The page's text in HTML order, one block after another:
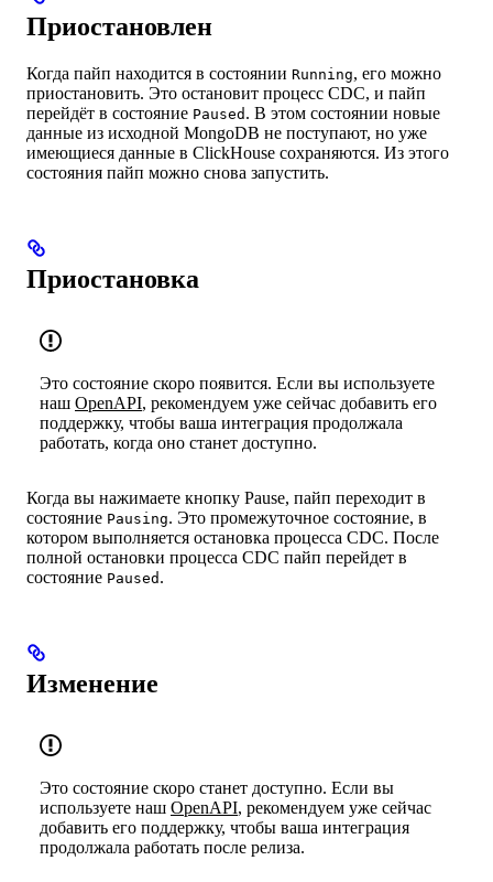
Приостановлен
Когда пайп находится в состоянии Running, его можно
приостановить. Это остановит процесс CDC, и пайп
перейдёт в состояние Paused . В этом состоянии новые
данные из исходной MongoDB не поступают, но уже
имеющиеся данные в ClickHouse сохраняются. Из этого
состояния пайп можно снова запустить.
Приостановка
Это состояние скоро появится. Если вы используете
наш OpenAPI, рекомендуем уже сейчас добавить его
поддержку, чтобы ваша интеграция продолжала
работать, когда оно станет доступно.
Когда вы нажимаете кнопку Pause, пайп переходит в
состояние Pausing. Это промежуточное состояние, в
котором выполняется остановка процесса CDC. После
полной остановки процесса CDC пайп перейдет в
состояние Paused .
Изменение
Это состояние скоро станет доступно. Если вы
используете наш OpenAPI, рекомендуем уже сейчас
добавить его поддержку, чтобы ваша интеграция
продолжала работать после релиза.